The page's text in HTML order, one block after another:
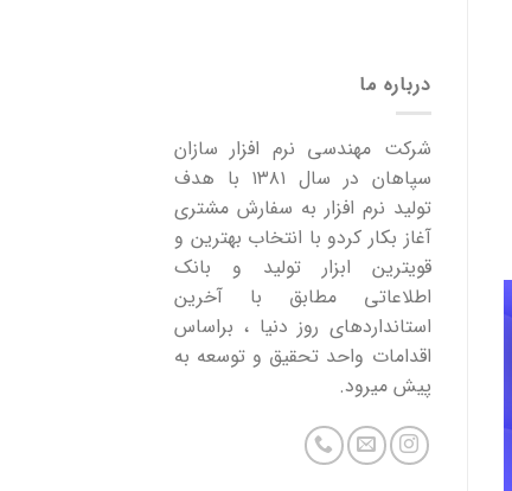
درباره ما
شرکت مهندسی نرم افزار سازان
سپاهان در سال ۱۳۸۱ با هدف
تولید نرم افزار به سفارش مشتری
آغاز بکار کردو با انتخاب بهترین و
قویترین ابزار تولید و بانک
اطلاعاتی مطابق با آخرین
استانداردهای روز دنیا ، براساس
اقدامات واحد تحقیق و توسعه به
پیش میرود.